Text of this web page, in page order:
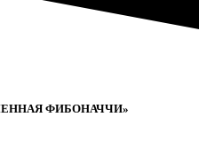
ФИБОНАЧЧИ»